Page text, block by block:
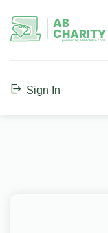
AB
CHARITY
powerd by ahblicklive.com
Sign In